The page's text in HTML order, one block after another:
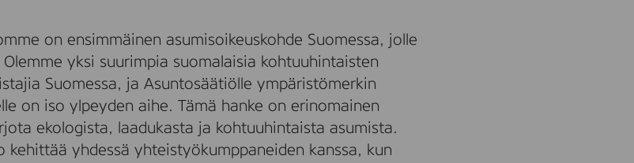
on ensimmäinen asumisoikeuskohde Suomessa, jolle
yksi suurimpia suomalaisia kohtuuhintaisten
Suomessa, ja Asuntosäätiölle ympäristömerkin
on iso ylpeyden aihe. Tämä hanke on erinomainen
ekologista, laadukasta ja kohtuuhintaista asumista.
kehittää yhdessä yhteistyökumppaneiden kanssa, kun